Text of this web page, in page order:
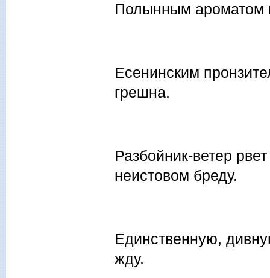
Полынным ароматом
Есенинским
грешна.
Разбойник-ветер
неистовом бреду.
Единственную,
жду.